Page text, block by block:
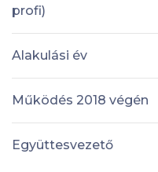
profi)
Alakulási év
Működés 2018 végén
Együttesvezető